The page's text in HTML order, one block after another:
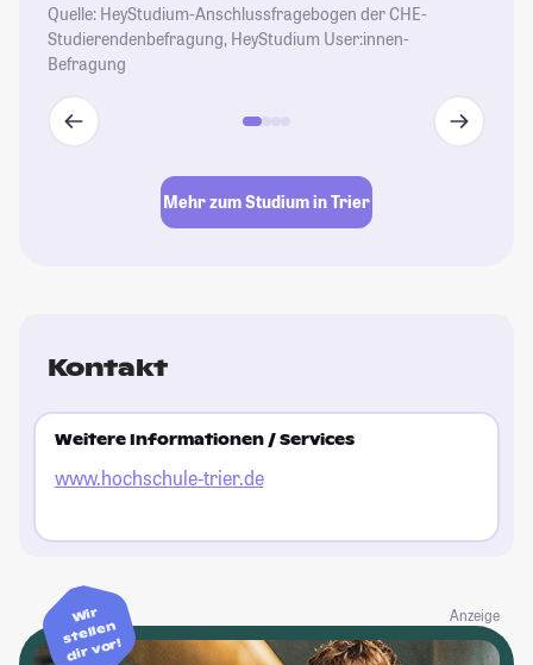
Quelle: HeyStudium-Anschlussfragebogen der CHE-
Studierendenbefragung, HeyStudium User:innen-
Befragung
Mehr zum Studium in Trier
Kontakt
Weitere Informationen / Services
www.hochschule-trier.de
Anzeige
Wir
stellen
dir vor!